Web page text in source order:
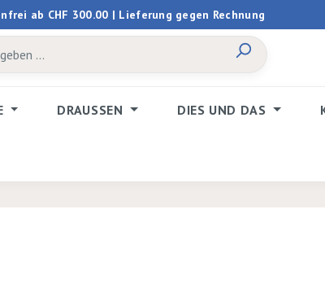
ab CHF 300.00 | Lieferung gegen Rechnung
DRAUSSEN DIES UND DAS